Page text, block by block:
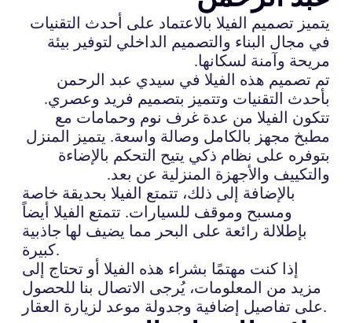
يتميز تصميم الفيلا بالاعتماد على أحدث التقنيات
في مجال البناء والتصميم الداخلي لتوفير بيئة
مريحة وآمنة لسكانها.
تم تصميم هذه الفيلا في سيدي عبد الرحمن
بأحدث التقنيات وتتميز بتصميم فريد وعصري.
تتكون الفيلا من عدة غرف نوم وحمامات مع
مطبخ مجهز بالكامل وصالة واسعة. يتميز المنزل
بتوفره على نظام ذكي يتيح التحكم بالإضاءة
والتكييف والأجهزة المنزلية عن بعد.
بالإضافة إلى ذلك، تتمتع الفيلا بحديقة خاصة
ومسبح وموقف للسيارات. تتمتع الفيلا أيضاً
بإطلالة رائعة على البحر مما يضيف لها جاذبية
كبيرة.
إذا كنت مهتمًا بشراء هذه الفيلا أو تحتاج إلى
مزيد من المعلومات، يُرجى الاتصال بنا للحصول
على تفاصيل إضافية وجدولة موعد لزيارة العقار.